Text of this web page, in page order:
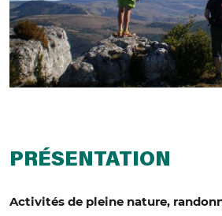
PRÉSENTATION
Activités de pleine nature,